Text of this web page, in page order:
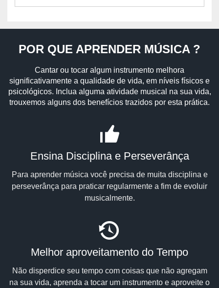
POR QUE APRENDER MÚSICA ?
Cantar ou tocar algum instrumento melhora
significativamente a qualidade de vida, em níveis físicos e
psicológicos. Inclua alguma atividade musical na sua vida,
trouxemos alguns dos benefícios trazidos por esta prática.
Ensina Disciplina e Perseverânça
Para aprender música você precisa de muita disciplina e
perseverânça para praticar regularmente a fim de evoluir
musicalmente.
Melhor aproveitamento do Tempo
Não disperdice seu tempo com coisas que não agregam
na sua vida, aprenda a tocar um instrumento e aproveite o